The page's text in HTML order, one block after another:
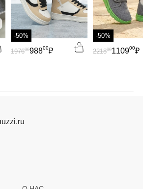
-50%
98800₽
197600
-50%
110900₽
221800